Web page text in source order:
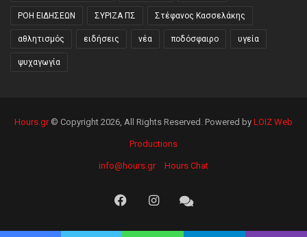
ΡΟΗ ΕΙΔΗΣΕΩΝ ΣΥΡΙΖΑ ΠΣ Στέφανος Κασσελάκης
αθλητισμός ειδήσεις νέα ποδόσφαιρο υγεία
ψυχαγωγία
Hours.gr© Copyright 2026, All Rights Reserved. Powered by LOIZ Web
Productions
info@hours.gr Hours Chat
FacebookInstagramHours
Chat